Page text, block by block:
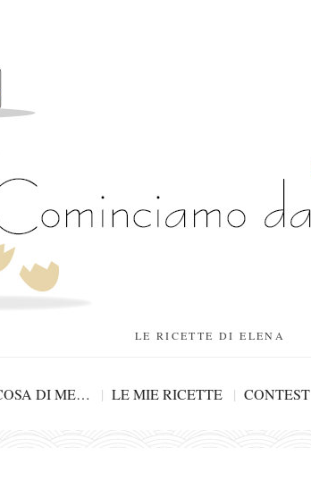
LE RICETTE DI ELENA
DI ME… LE MIE RICETTE CONTEST